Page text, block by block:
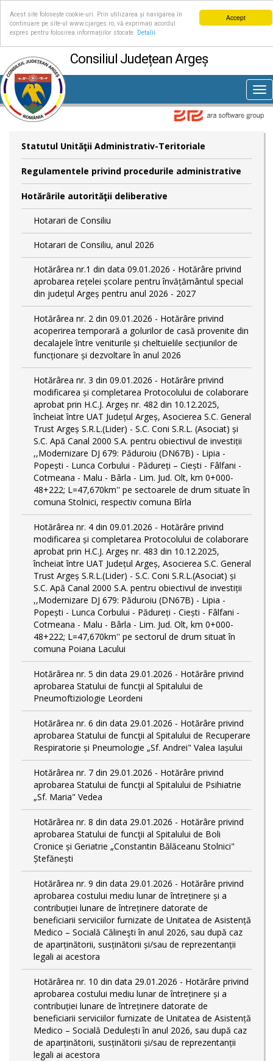
Accept
Acest site folosește cookie-uri. Prin utilizarea și navigarea în
continuare pe site-ul www.cjarges.ro, vă exprimați acordul
expres pentru folosirea informațiilor stocate.
Detalii
Consiliul Județean Argeș
Statutul Unităţii Administrativ-Teritoriale
Regulamentele privind procedurile administrative
Hotărârile autorităţii deliberative
Hotarari de Consiliu
Hotarari de Consiliu, anul 2026
Hotărârea nr.1 din data 09.01.2026 - Hotărâre privind
aprobarea rețelei școlare pentru învățământul special
din județul Argeș pentru anul 2026 - 2027
Hotărârea nr. 2 din 09.01.2026 - Hotărâre privind
acoperirea temporară a golurilor de casă provenite din
decalajele între veniturile și cheltuielile secțiunilor de
funcționare și dezvoltare în anul 2026
Hotărârea nr. 3 din 09.01.2026 - Hotărâre privind
modificarea și completarea Protocolului de colaborare
aprobat prin H.C.J. Argeș nr. 482 din 10.12.2025,
încheiat între UAT Județul Argeș, Asocierea S.C. General
Trust Argeș S.R.L.(Lider) - S.C. Coni S.R.L. (Asociat) și
S.C. Apă Canal 2000 S.A. pentru obiectivul de investiții
,,Modernizare DJ 679: Păduroiu (DN67B) - Lipia -
Popești - Lunca Corbului - Pădureți – Ciești - Fâlfani -
Cotmeana - Malu - Bârla - Lim. Jud. Olt, km 0+000-
48+222; L=47,670km'' pe sectoarele de drum situate în
comuna Stolnici, respectiv comuna Bîrla
Hotărârea nr. 4 din 09.01.2026 - Hotărâre privind
modificarea și completarea Protocolului de colaborare
aprobat prin H.C.J. Argeș nr. 483 din 10.12.2025,
încheiat între UAT Județul Argeș, Asocierea S.C. General
Trust Argeș S.R.L.(Lider) - S.C. Coni S.R.L.(Asociat) și
S.C. Apă Canal 2000 S.A. pentru obiectivul de investiții
,,Modernizare DJ 679: Păduroiu (DN67B) - Lipia -
Popești - Lunca Corbului - Pădureți - Ciești - Fâlfani -
Cotmeana - Malu - Bârla - Lim. Jud. Olt, km 0+000-
48+222; L=47,670km'' pe sectorul de drum situat în
comuna Poiana Lacului
Hotărârea nr. 5 din data 29.01.2026 - Hotărâre privind
aprobarea Statului de funcţii al Spitalului de
Pneumoftiziologie Leordeni
Hotărârea nr. 6 din data 29.01.2026 - Hotărâre privind
aprobarea Statului de funcţii al Spitalului de Recuperare
Respiratorie și Pneumologie „Sf. Andrei" Valea Iașului
Hotărârea nr. 7 din 29.01.2026 - Hotărâre privind
aprobarea Statului de funcţii al Spitalului de Psihiatrie
„Sf. Maria" Vedea
Hotărârea nr. 8 din data 29.01.2026 - Hotărâre privind
aprobarea Statului de funcţii al Spitalului de Boli
Cronice și Geriatrie „Constantin Bălăceanu Stolnici"
Ștefănești
Hotărârea nr. 9 din data 29.01.2026 - Hotărâre privind
aprobarea costului mediu lunar de întreținere și a
contribuției lunare de întreținere datorate de
beneficiarii serviciilor furnizate de Unitatea de Asistență
Medico – Socială Călineşti în anul 2026, sau după caz
de aparținătorii, susținătorii și/sau de reprezentanții
legali ai acestora
Hotărârea nr. 10 din data 29.01.2026 - Hotărâre privind
aprobarea costului mediu lunar de întreținere și a
contribuției lunare de întreținere datorate de
beneficiarii serviciilor furnizate de Unitatea de Asistență
Medico – Socială Dedulești în anul 2026, sau după caz
de aparținătorii, susținătorii și/sau de reprezentanții
legali ai acestora